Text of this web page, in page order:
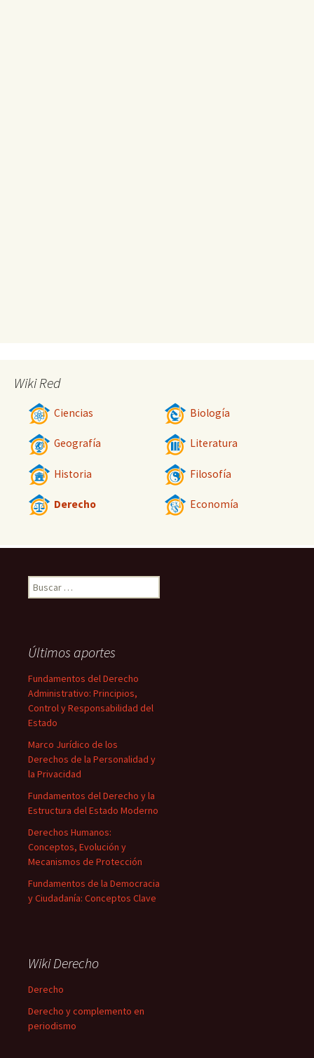
Wiki Red
Ciencias Biología
Geografía Literatura
Historia Filosofía
Derecho Economía
Buscar:
Últimos aportes
Fundamentos del Derecho
Administrativo: Principios,
Control y Responsabilidad del
Estado
Marco Jurídico de los
Derechos de la Personalidad y
la Privacidad
Fundamentos del Derecho y la
Estructura del Estado Moderno
Derechos Humanos:
Conceptos, Evolución y
Mecanismos de Protección
Fundamentos de la Democracia
y Ciudadanía: Conceptos Clave
Wiki Derecho
Derecho
Derecho y complemento en
periodismo